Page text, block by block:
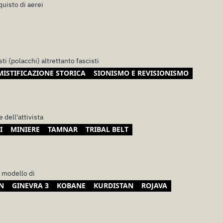
di aerei
(polacchi) altrettanto fascisti
STORICA SIONISMO E REVISIONISMO
dell'attivista
MINIERE TAMNAR TRIBAL BELT
modello di
GINEVRA 3 KOBANE KURDISTAN ROJAVA